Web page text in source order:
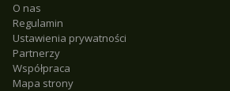
O nas
Regulamin
Ustawienia prywatności
Partnerzy
Współpraca
Mapa strony